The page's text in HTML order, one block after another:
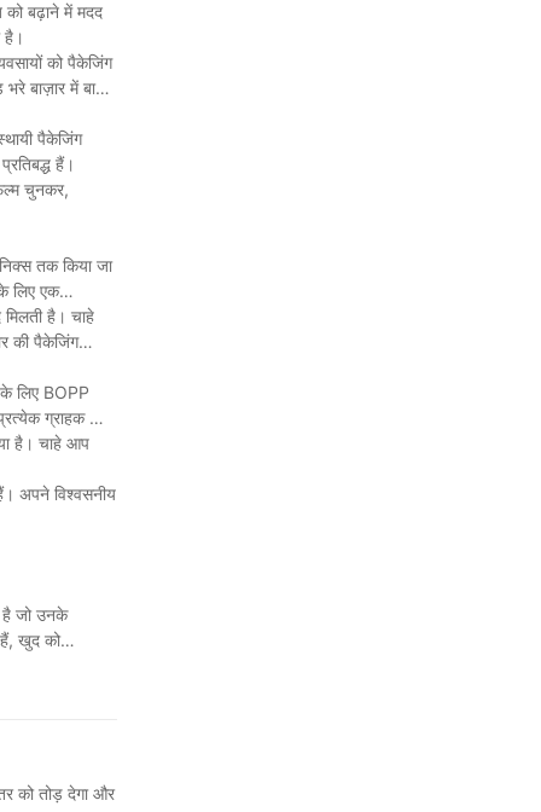
हो।
को बढ़ाने में मदद
को पैकेजिंग
बाज़ार में बाहर
पैकेजिंग
हैं।
चुनकर,
तक किया जा
लिए एक
है। चाहे
की पैकेजिंग
के लिए BOPP
ग्राहक की
है। चाहे आप
अपने विश्वसनीय
है जो उनके
हैं, खुद को
को तोड़ देगा और